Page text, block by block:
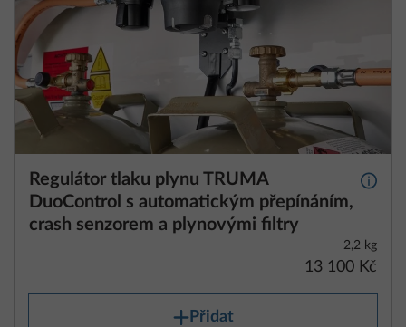
Regulátor tlaku plynu TRUMA
DuoControl s automatickým přepínáním,
crash senzorem a plynovými filtry
Další
2,2 kg
13 100 Kč
Přidat